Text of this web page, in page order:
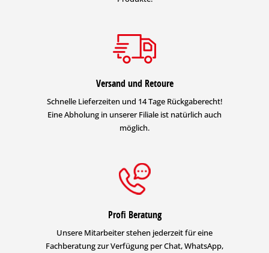
Versand und Retoure
Schnelle Lieferzeiten und 14 Tage Rückgaberecht!
Eine Abholung in unserer Filiale ist natürlich auch
möglich.
Profi Beratung
Unsere Mitarbeiter stehen jederzeit für eine
Fachberatung zur Verfügung per Chat, WhatsApp,